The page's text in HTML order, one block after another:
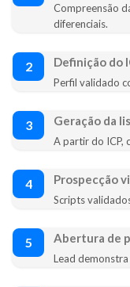
Compreensão
diferenciais.
2 Definição do
Perfil validado
3 Geração da
A partir do ICP,
4 Prospecção
Scripts
5 Abertura de
Lead